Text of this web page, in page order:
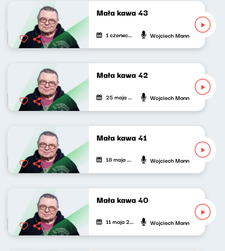
Mała kawa 43
1 czerwca 2021 Wojciech Mann
Mała kawa 42
25 maja 2021 Wojciech Mann
Mała kawa 41
18 maja 2021 Wojciech Mann
Mała kawa 40
11 maja 2021 Wojciech Mann